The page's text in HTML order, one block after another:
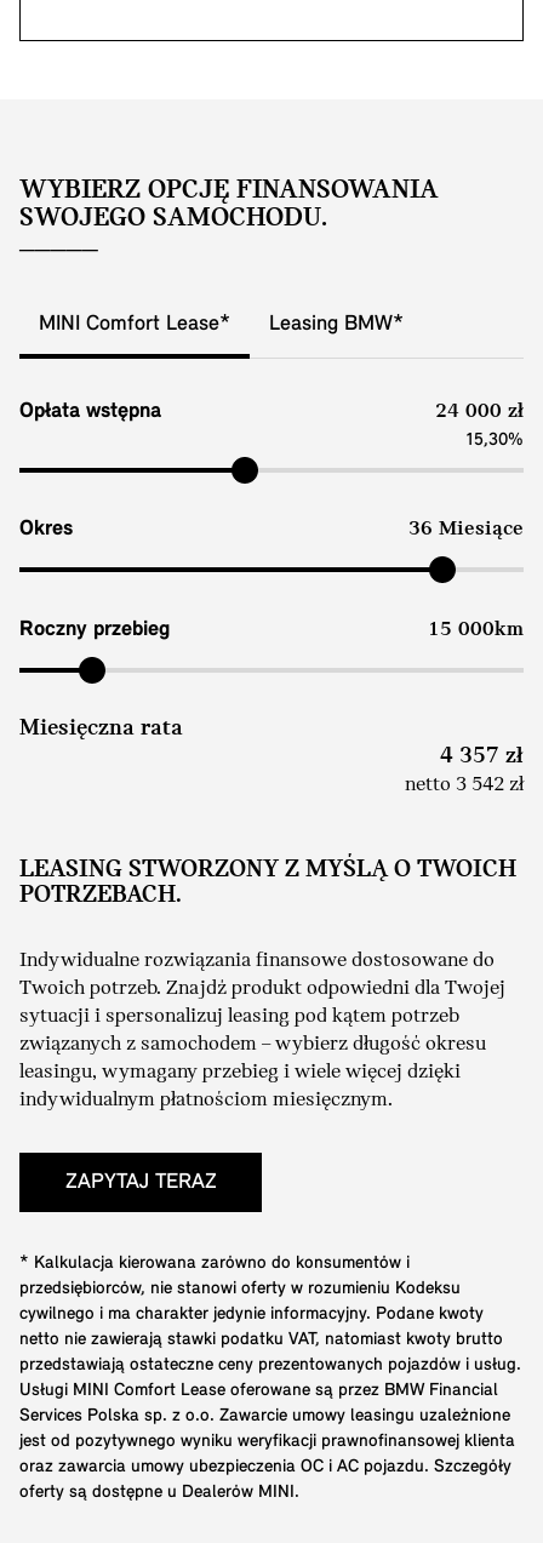
WYBIERZ OPCJĘ FINANSOWANIA
SWOJEGO SAMOCHODU.
MINI Comfort Lease* Leasing BMW*
Opłata wstępna 24 000 zł
15,30%
Okres 36 Miesiące
Roczny przebieg 15 000km
Miesięczna rata
4 357 zł
netto 3 542 zł
LEASING STWORZONY Z MYŚLĄ O TWOICH
POTRZEBACH.
Indywidualne rozwiązania finansowe dostosowane do
Twoich potrzeb. Znajdź produkt odpowiedni dla Twojej
sytuacji i spersonalizuj leasing pod kątem potrzeb
związanych z samochodem – wybierz długość okresu
leasingu, wymagany przebieg i wiele więcej dzięki
indywidualnym płatnościom miesięcznym.
ZAPYTAJ TERAZ
* Kalkulacja kierowana zarówno do konsumentów i
przedsiębiorców, nie stanowi oferty w rozumieniu Kodeksu
cywilnego i ma charakter jedynie informacyjny. Podane kwoty
netto nie zawierają stawki podatku VAT, natomiast kwoty brutto
przedstawiają ostateczne ceny prezentowanych pojazdów i usług.
Usługi MINI Comfort Lease oferowane są przez BMW Financial
Services Polska sp. z o.o. Zawarcie umowy leasingu uzależnione
jest od pozytywnego wyniku weryfikacji prawnofinansowej klienta
oraz zawarcia umowy ubezpieczenia OC i AC pojazdu. Szczegóły
oferty są dostępne u Dealerów MINI.